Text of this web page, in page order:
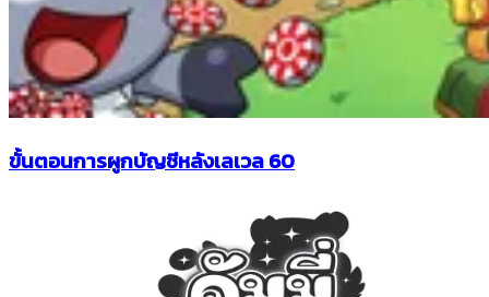
ขั้นตอนการผูกบัญชีหลังเลเวล 60